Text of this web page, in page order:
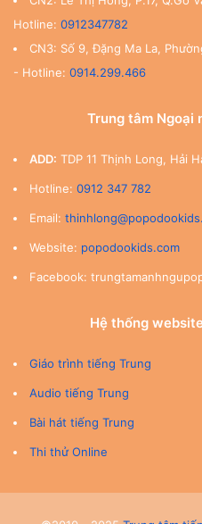
Hotline: 0912347782
CN3: Số 9, Đặng Ma La,
- Hotline: 0914.299.466
Trung tâm Ngoại
ADD: TDP 11 Thịnh Long, Hải
Hotline: 0912 347 782
Email:
Website: popodookids.com
Facebook:
Hệ thống
Giáo trình tiếng Trung
Audio tiếng Trung
Bài hát tiếng Trung
Thi thử Online